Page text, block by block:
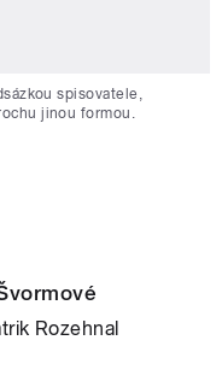
spisovatele,
jinou formou.
Rozehnal